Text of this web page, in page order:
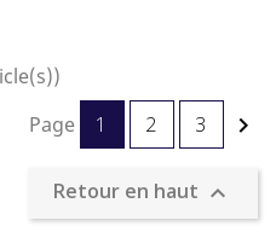
Page
1 2 3 
Retour en haut 